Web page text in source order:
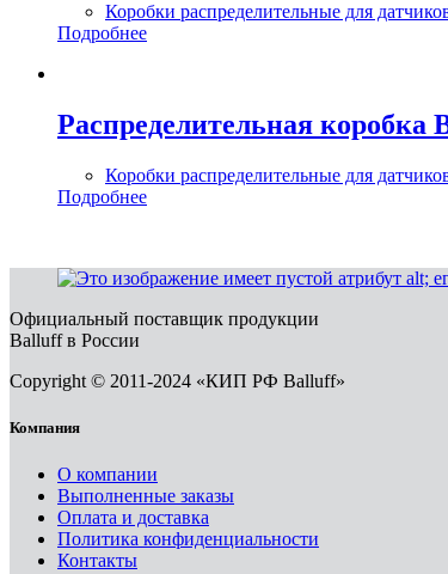
Коробки распределительные для
Подробнее
Распределительная
Коробки распределительные для
Подробнее
Официальный поставщик продукции
Balluff в России
Copyright © 2011-2024 «КИП РФ Balluff»
Компания
О компании
Выполненные заказы
Оплата и доставка
Политика конфиденциальности
Контакты